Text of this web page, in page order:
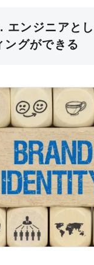
エンジニアと
ングができる